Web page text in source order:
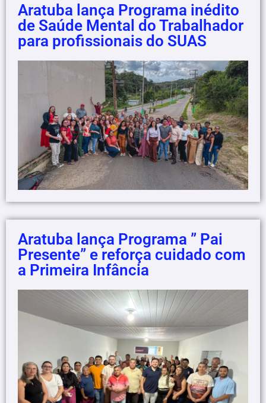
Aratuba lança Programa inédito
de Saúde Mental do Trabalhador
para profissionais do SUAS
Aratuba lança Programa ” Pai
Presente” e reforça cuidado com
a Primeira Infância